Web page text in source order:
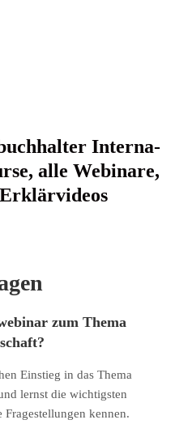
Inter­na­
alle Web­i­na­re,
zum Thema
Einstieg in das Thema
lernst die wichtigsten
Fragestellungen kennen.